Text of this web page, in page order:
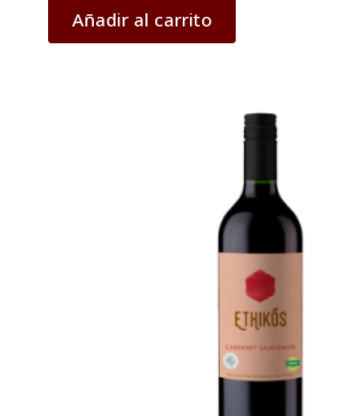
Añadir al carrito